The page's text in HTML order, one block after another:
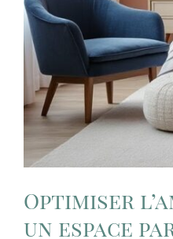
Optimiser
un espace